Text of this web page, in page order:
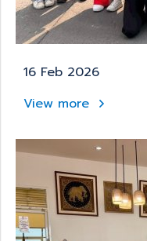
16 Feb 2026
View more